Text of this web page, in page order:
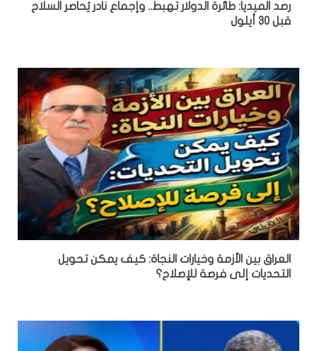
رصد الميديا: طائرة الدولار تهبط.. وإجماع نادر يُحاصر السلاح
قبل 30 أيلول
العراق بين الأزمة وخيارات النجاة: كيف يمكن تحويل
التحديات إلى فرصة للإصلاح؟